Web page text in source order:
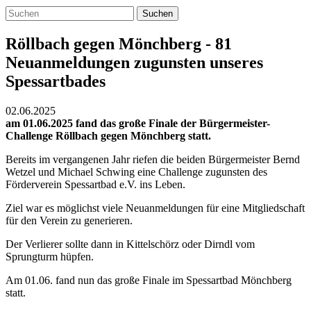
Suchen
Röllbach gegen Mönchberg - 81
Neuanmeldungen zugunsten unseres
Spessartbades
02.06.2025
am 01.06.2025 fand das große Finale der Bürgermeister-
Challenge Röllbach gegen Mönchberg statt.
Bereits im vergangenen Jahr riefen die beiden Bürgermeister Bernd
Wetzel und Michael Schwing eine Challenge zugunsten des
Förderverein Spessartbad e.V. ins Leben.
Ziel war es möglichst viele Neuanmeldungen für eine Mitgliedschaft
für den Verein zu generieren.
Der Verlierer sollte dann in Kittelschörz oder Dirndl vom
Sprungturm hüpfen.
Am 01.06. fand nun das große Finale im Spessartbad Mönchberg
statt.